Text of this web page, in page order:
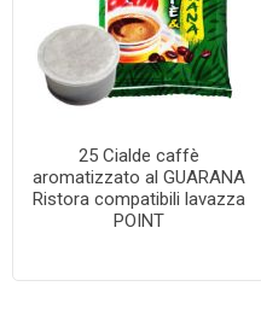
25 Cialde caffè
aromatizzato al GUARANA
Ristora compatibili lavazza
POINT